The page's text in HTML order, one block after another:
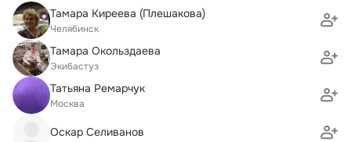
Тамара Киреева (Плешакова)
Челябинск
Тамара Окольздаева
Экибастуз
Taтьяна Ремарчук
Москва
Оскар Селиванов